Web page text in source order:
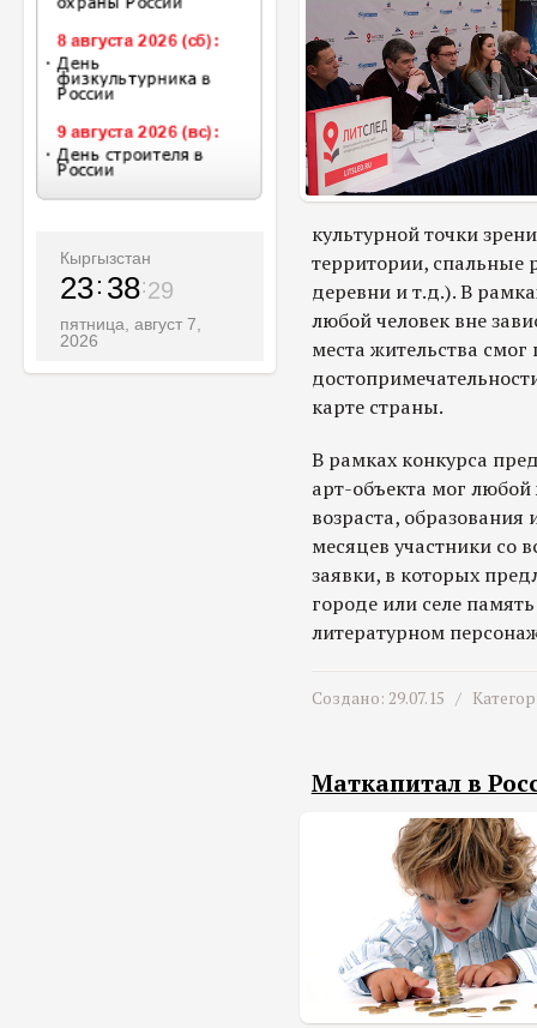
Кыргызстан
23 38 30
пятница, август 7,
2026
культурной точки
территории,
деревни и т.д.). В
любой человек вне
места жительства
карте страны.
В рамках конкурса
арт-объекта мог
возраста, образования
месяцев участники со
заявки, в которых
городе или селе
литературном
Создано: 29.07.15 /
Маткапитал в